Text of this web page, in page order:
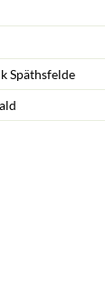
Späthsfelde